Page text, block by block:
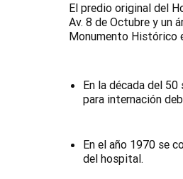
El predio original del
Av. 8 de Octubre y un
Monumento Histórico
En la década del
para internación
En el año 1970 se
del hospital.